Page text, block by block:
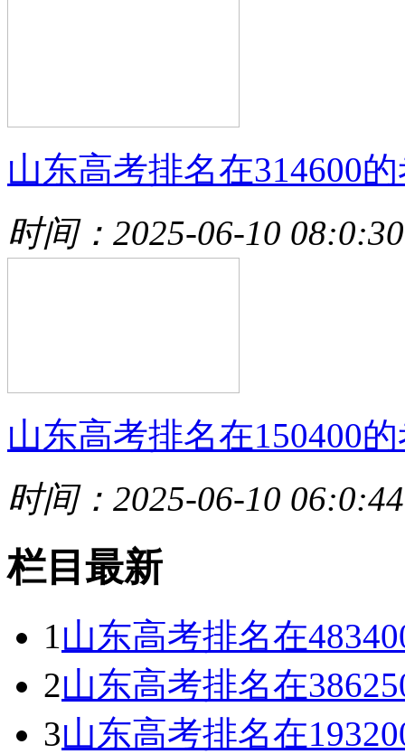
山东高考排名在314600
时间：2025-06-10 08:0:30
山东高考排名在150400
时间：2025-06-10 06:0:44
栏目最新
1山东高考排名在
2山东高考排名在
3山东高考排名在